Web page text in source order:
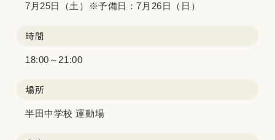
7月25日（土）※予備日：7月26日（日）
時間
18:00～21:00
場所
半田中学校 運動場